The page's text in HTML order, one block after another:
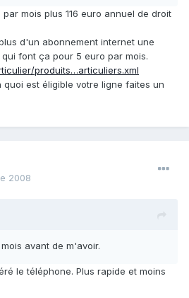
mois plus 116 euro annuel de droit
d'un abonnement internet une
font ça pour 5 euro par mois.
produits…articuliers.xml
quoi est éligible votre ligne faites un
2008
avant de m'avoir.
le téléphone. Plus rapide et moins